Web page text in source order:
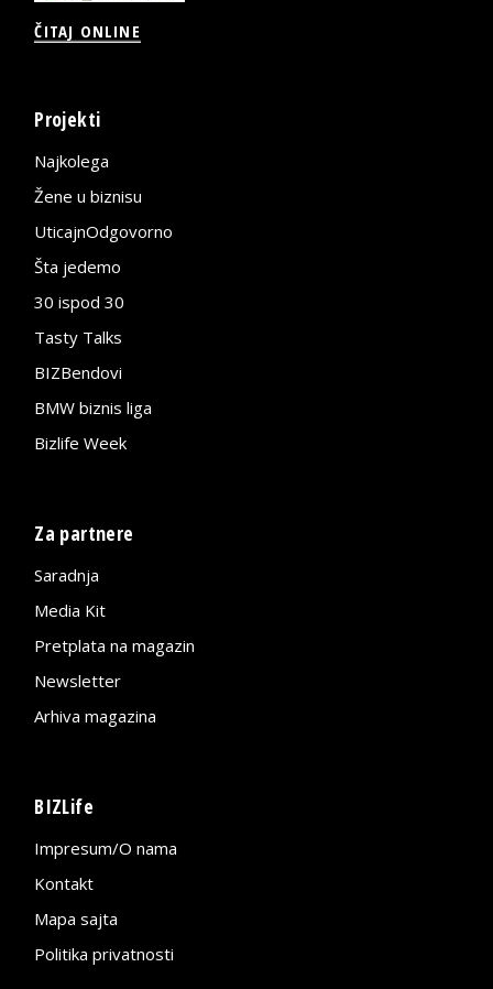
ČITAJ ONLINE
Projekti
Najkolega
Žene u biznisu
UticajnOdgovorno
Šta jedemo
30 ispod 30
Tasty Talks
BIZBendovi
BMW biznis liga
Bizlife Week
Za partnere
Saradnja
Media Kit
Pretplata na magazin
Newsletter
Arhiva magazina
BIZLife
Impresum/O nama
Kontakt
Mapa sajta
Politika privatnosti